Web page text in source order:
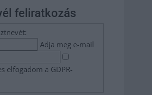
feliratkozás
Adja meg e-mail
elfogadom a GDPR-